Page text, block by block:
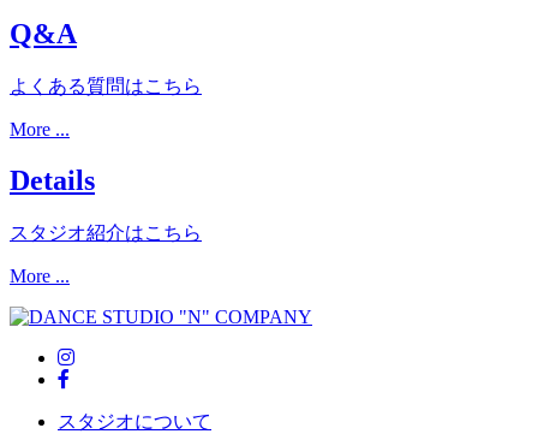
Q&A
よくある質問はこちら
More ...
Details
スタジオ紹介はこちら
More ...
スタジオについて